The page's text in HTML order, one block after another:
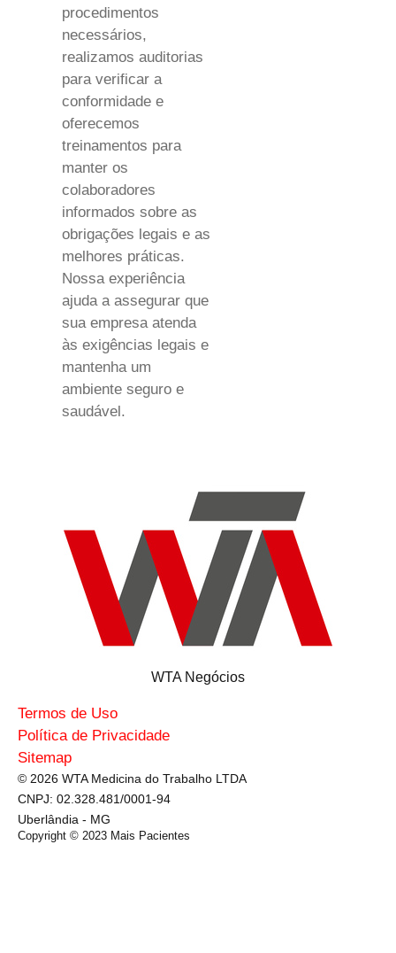
procedimentos
necessários,
realizamos auditorias
para verificar a
conformidade e
oferecemos
treinamentos para
manter os
colaboradores
informados sobre as
obrigações legais e as
melhores práticas.
Nossa experiência
ajuda a assegurar que
sua empresa atenda
às exigências legais e
mantenha um
ambiente seguro e
saudável.
WTA Negócios
Termos de Uso
Política de Privacidade
Sitemap
© 2026 WTA Medicina do Trabalho LTDA
CNPJ: 02.328.481/0001-94
Uberlândia - MG
Copyright © 2023 Mais Pacientes